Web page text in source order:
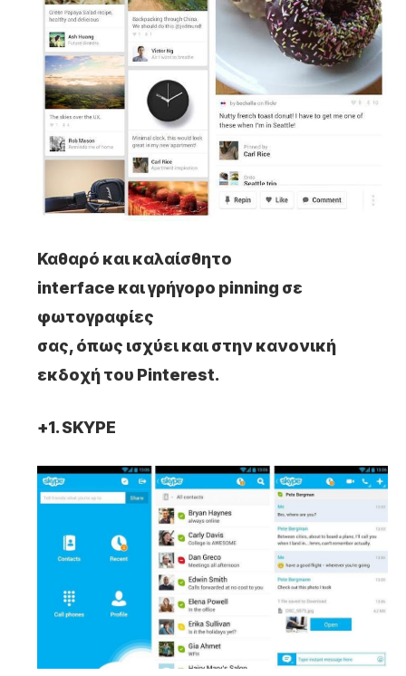
Καθαρό και καλαίσθητο
interface και γρήγορο pinning σε
φωτογραφίες
σας, όπως ισχύει και στην κανονική
εκδοχή του Pinterest.
+1. SKYPE